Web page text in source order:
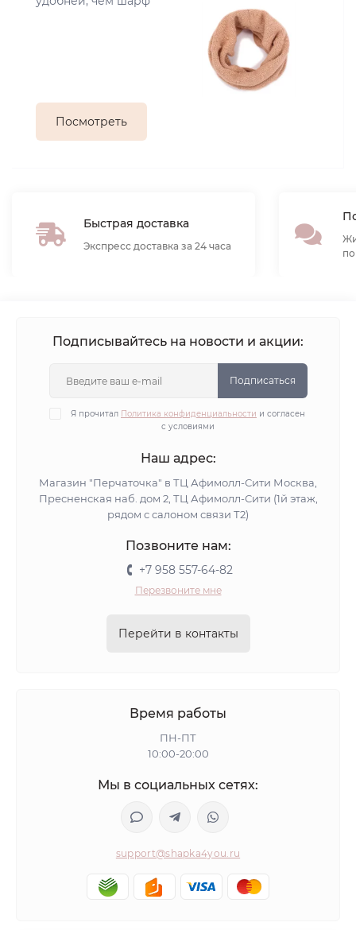
Посмотреть
Быстрая доставка
Экспресс доставка за 24 часа
Подписывайтесь на новости и акции:
Подписаться
Я прочитал Политика конфиденциальности и согласен
с условиями
Наш адрес:
Магазин "Перчаточка" в ТЦ Афимолл-Сити Москва,
Пресненская наб. дом 2, ТЦ Афимолл-Сити (1й этаж,
рядом с салоном связи Т2)
Позвоните нам:
+7 958 557-64-82
Перезвоните мне
Перейти в контакты
Время работы
ПН-ПТ
10:00-20:00
Мы в социальных сетях:
support@shapka4you.ru